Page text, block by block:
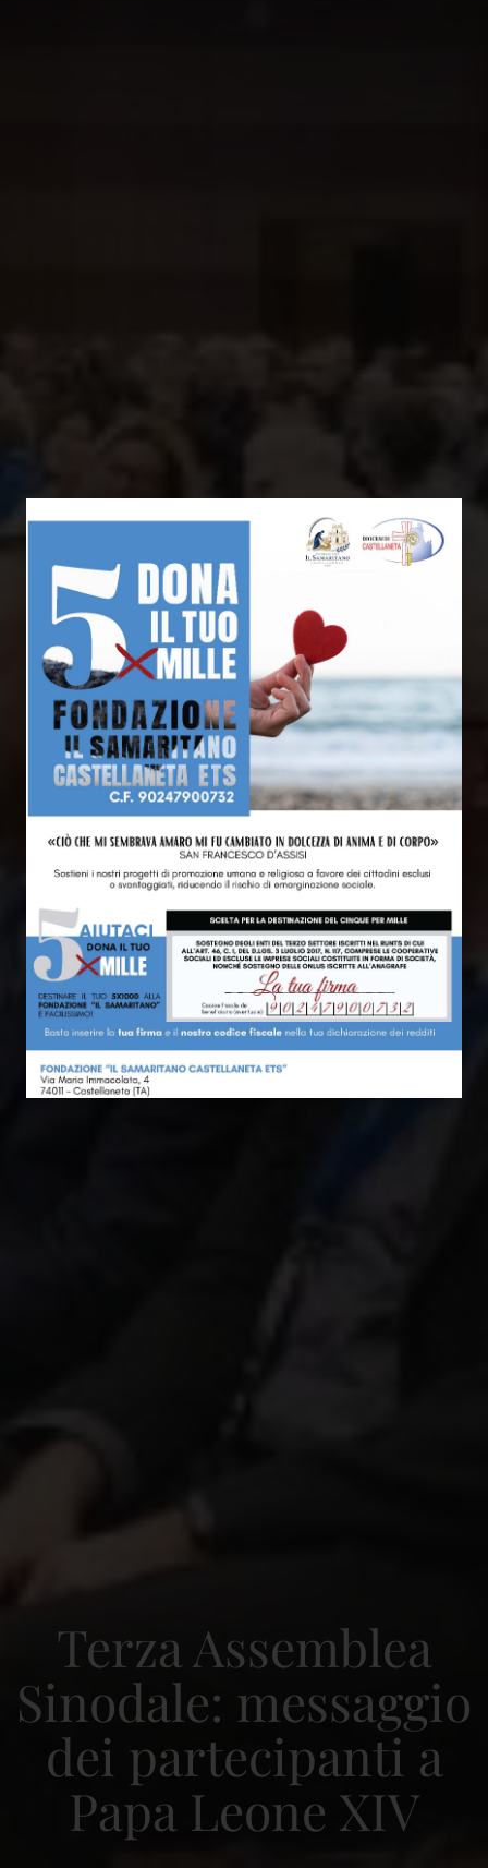
Terza Assemblea
Sinodale: messaggio
dei partecipanti a
Papa Leone XIV